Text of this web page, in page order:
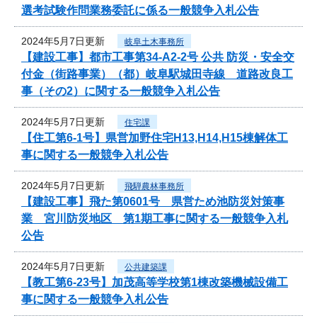
選考試験作問業務委託に係る一般競争入札公告
2024年5月7日更新 岐阜土木事務所
【建設工事】都市工事第34-A2-2号 公共 防災・安全交
付金（街路事業）（都）岐阜駅城田寺線 道路改良工
事（その2）に関する一般競争入札公告
2024年5月7日更新 住宅課
【住工第6-1号】県営加野住宅H13,H14,H15棟解体工
事に関する一般競争入札公告
2024年5月7日更新 飛騨農林事務所
【建設工事】飛た第0601号 県営ため池防災対策事
業 宮川防災地区 第1期工事に関する一般競争入札
公告
2024年5月7日更新 公共建築課
【教工第6-23号】加茂高等学校第1棟改築機械設備工
事に関する一般競争入札公告